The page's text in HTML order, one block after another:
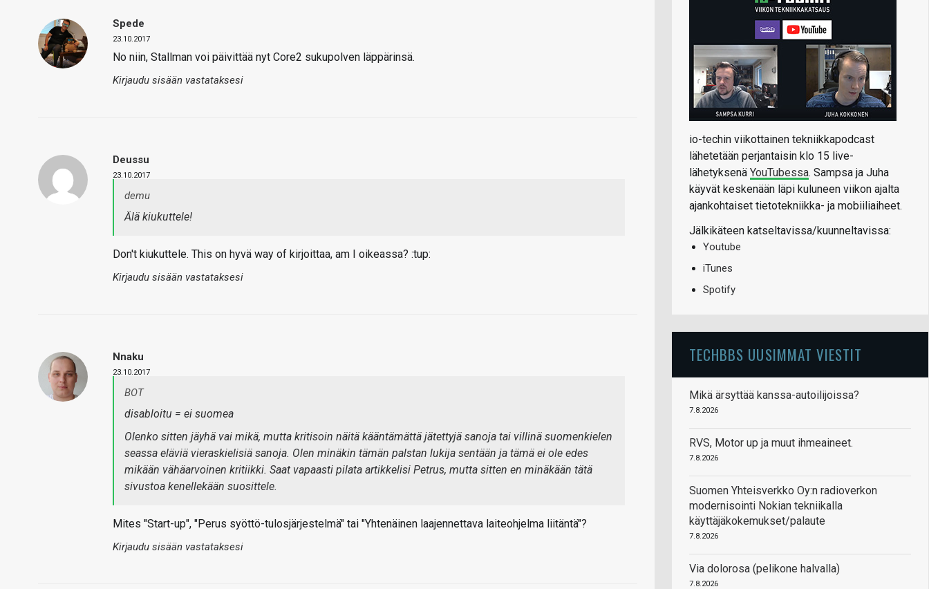
Spede
23.10.2017
No niin, Stallman voi päivittää nyt Core2 sukupolven läppärinsä.
Kirjaudu sisään vastataksesi
Deussu
23.10.2017
demu
Älä kiukuttele!
Don't kiukuttele. This on hyvä way of kirjoittaa, am I oikeassa? :tup:
Kirjaudu sisään vastataksesi
Nnaku
23.10.2017
BOT
disabloitu = ei suomea
Olenko sitten jäyhä vai mikä, mutta kritisoin näitä kääntämättä jätettyjä sanoja tai villinä suomenkielen
seassa eläviä vieraskielisiä sanoja. Olen minäkin tämän palstan lukija sentään ja tämä ei ole edes
mikään vähäarvoinen kritiikki. Saat vapaasti pilata artikkelisi Petrus, mutta sitten en minäkään tätä
sivustoa kenellekään suosittele.
Mites "Start-up", "Perus syöttö-tulosjärjestelmä" tai "Yhtenäinen laajennettava laiteohjelma liitäntä"?
Kirjaudu sisään vastataksesi
io-techin viikottainen tekniikkapodcast
lähetetään perjantaisin klo 15 live-
lähetyksenä YouTubessa. Sampsa ja Juha
käyvät keskenään läpi kuluneen viikon ajalta
ajankohtaiset tietotekniikka- ja mobiiliaiheet.
Jälkikäteen katseltavissa/kuunneltavissa:
Youtube
iTunes
Spotify
TECHBBS UUSIMMAT VIESTIT
Mikä ärsyttää kanssa-autoilijoissa?
7.8.2026
RVS, Motor up ja muut ihmeaineet.
7.8.2026
Suomen Yhteisverkko Oy:n radioverkon
modernisointi Nokian tekniikalla
käyttäjäkokemukset/palaute
7.8.2026
Via dolorosa (pelikone halvalla)
7.8.2026